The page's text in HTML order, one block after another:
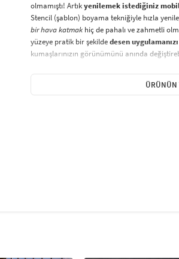
olmamıştı! Artıkyenilemek istediğiniz
Stencil (şablon) boyama tekniğiyle hızla
bir hava katmak hiç de pahalı ve zahmetli
yüzeye pratik bir şekildedesen uygulamanızı
kumaşlarınızın görünümünü anında
sabitleyip, istediğiniz renklerle boyama
boyama seti ile yaratıcı projeler
tekniği, her türlü yüzeyde
Duvar ve cam süslemeleri
ÜRÜNÜN